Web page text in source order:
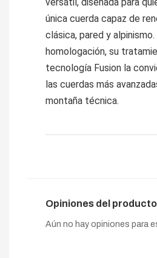
única cuerda capaz de
clásica, pared y
homologación, su
tecnología Fusion la
las cuerdas más
montaña técnica.
Opiniones del producto
Aún no hay opiniones para